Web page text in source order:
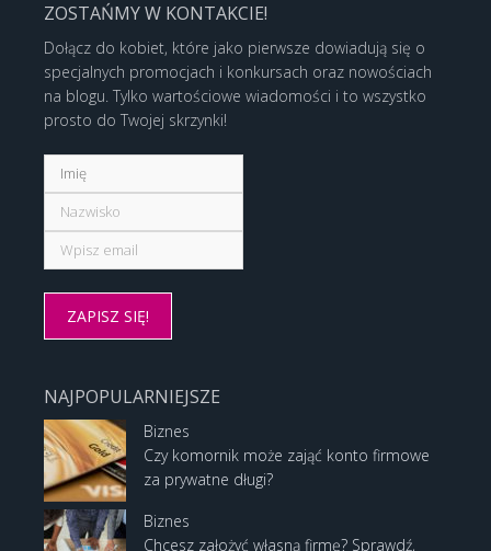
ZOSTAŃMY W KONTAKCIE!
Dołącz do kobiet, które jako pierwsze dowiadują się o
specjalnych promocjach i konkursach oraz nowościach
na blogu. Tylko wartościowe wiadomości i to wszystko
prosto do Twojej skrzynki!
NAJPOPULARNIEJSZE
Biznes
Czy komornik może zająć konto firmowe
za prywatne długi?
Biznes
Chcesz założyć własną firmę? Sprawdź,